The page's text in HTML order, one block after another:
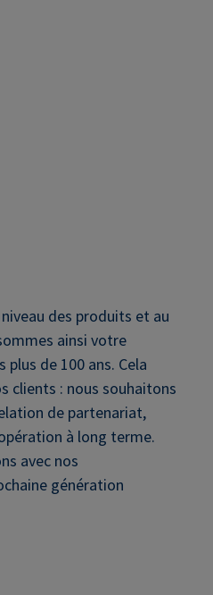
des produits et au
ainsi votre
de 100 ans. Cela
clients : nous souhaitons
de partenariat,
à long terme.
avec nos
génération